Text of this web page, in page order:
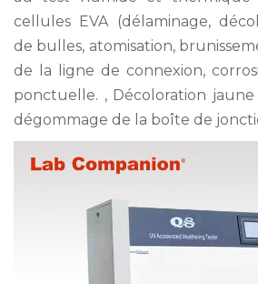
cellules EVA (délaminage,
de bulles, atomisation,
de la ligne de connexion,
ponctuelle. , Décoloration
dégommage de la boîte de